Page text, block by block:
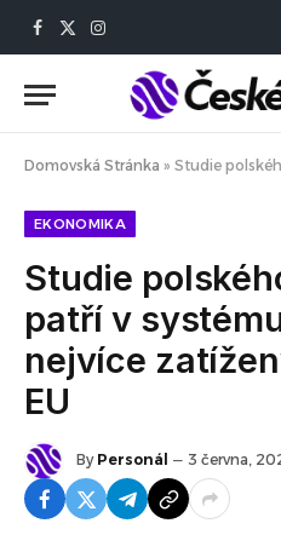
Facebook
X
Instagram
Domovská Stránka » Studie polského WEI:
EKONOMIKA
Studie
patří v
nejvíce
EU
By Personál 3 června,